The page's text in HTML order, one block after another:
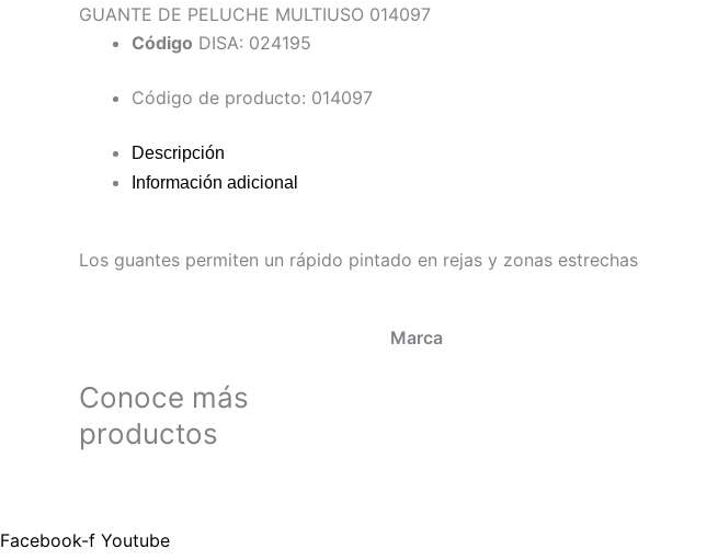
GUANTE DE PELUCHE MULTIUSO 014097
Código DISA: 024195
Código de producto: 014097
Descripción
Información adicional
Los guantes permiten un rápido pintado en rejas y zonas estrechas
Marca
Conoce más
productos
Facebook-f Youtube